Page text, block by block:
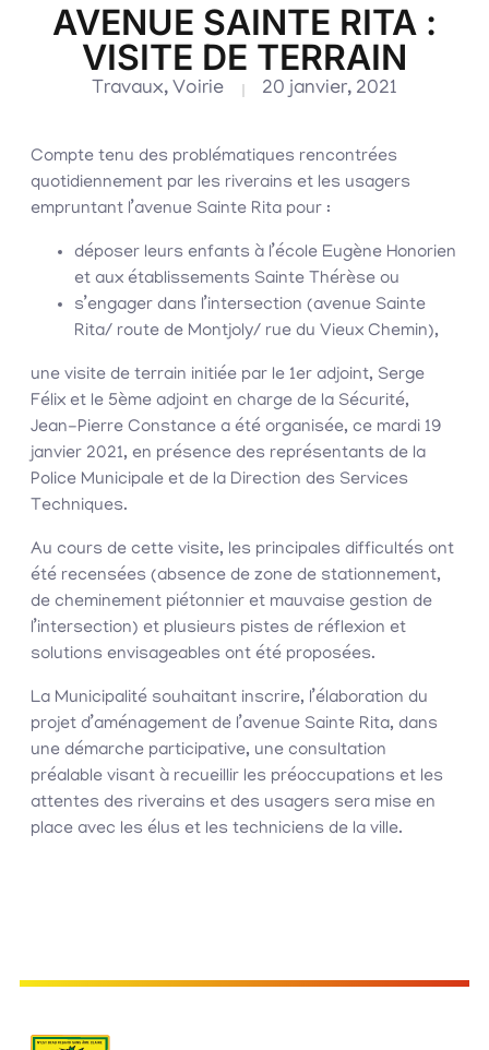
AVENUE SAINTE RITA :
VISITE DE TERRAIN
Travaux, Voirie 20 janvier, 2021
Compte tenu des problématiques rencontrées
quotidiennement par les riverains et les usagers
empruntant l’avenue Sainte Rita pour :
déposer leurs enfants à l’école Eugène Honorien
et aux établissements Sainte Thérèse ou
s’engager dans l’intersection (avenue Sainte
Rita/ route de Montjoly/ rue du Vieux Chemin),
une visite de terrain initiée par le 1er adjoint, Serge
Félix et le 5ème adjoint en charge de la Sécurité,
Jean-Pierre Constance a été organisée, ce mardi 19
janvier 2021, en présence des représentants de la
Police Municipale et de la Direction des Services
Techniques.
Au cours de cette visite, les principales difficultés ont
été recensées (absence de zone de stationnement,
de cheminement piétonnier et mauvaise gestion de
l’intersection) et plusieurs pistes de réflexion et
solutions envisageables ont été proposées.
La Municipalité souhaitant inscrire, l’élaboration du
projet d’aménagement de l’avenue Sainte Rita, dans
une démarche participative, une consultation
préalable visant à recueillir les préoccupations et les
attentes des riverains et des usagers sera mise en
place avec les élus et les techniciens de la ville.